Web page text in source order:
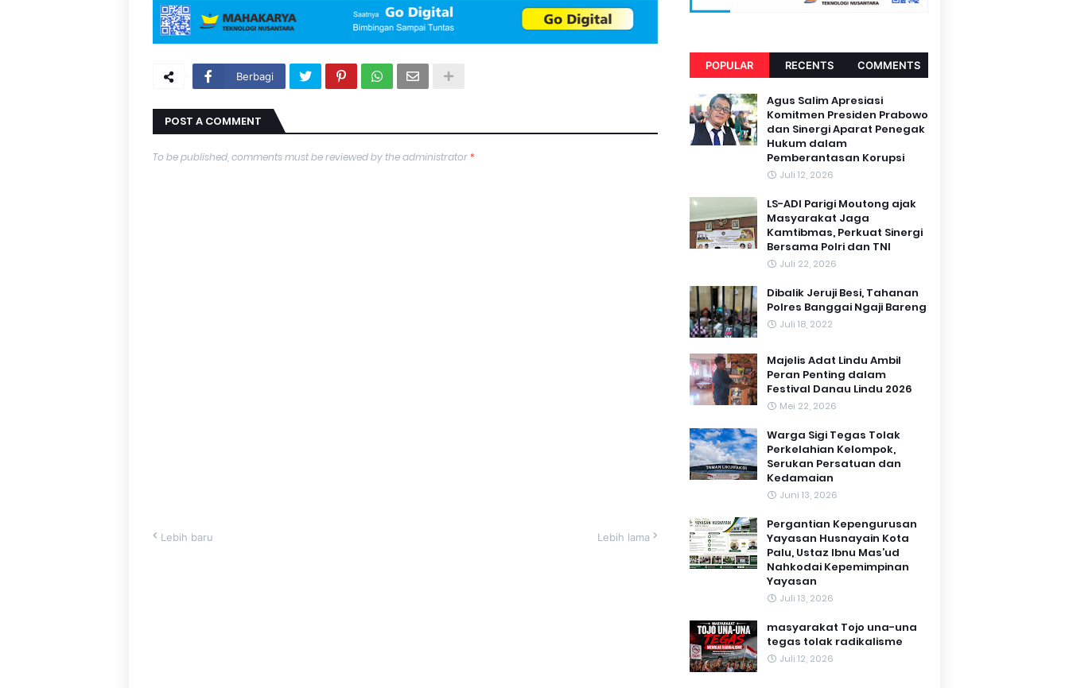
Berbagi
POST A COMMENT
To be published, comments must be reviewed by the administrator*
Lebih baru Lebih lama
POPULAR RECENTS COMMENTS
Agus Salim Apresiasi
Komitmen Presiden Prabowo
dan Sinergi Aparat Penegak
Hukum dalam
Pemberantasan Korupsi
Juli 12, 2026
LS-ADI Parigi Moutong ajak
Masyarakat Jaga
Kamtibmas, Perkuat Sinergi
Bersama Polri dan TNI
Juli 22, 2026
Dibalik Jeruji Besi, Tahanan
Polres Banggai Ngaji Bareng
Juli 18, 2022
Majelis Adat Lindu Ambil
Peran Penting dalam
Festival Danau Lindu 2026
Mei 22, 2026
Warga Sigi Tegas Tolak
Perkelahian Kelompok,
Serukan Persatuan dan
Kedamaian
Juni 13, 2026
Pergantian Kepengurusan
Yayasan Husnayain Kota
Palu, Ustaz Ibnu Mas’ud
Nahkodai Kepemimpinan
Yayasan
Juli 13, 2026
masyarakat Tojo una-una
tegas tolak radikalisme
Juli 12, 2026